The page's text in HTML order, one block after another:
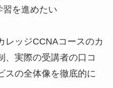
を進めたい
レッジCCNAコースのカ
、実際の受講者の口コ
スの全体像を徹底的に